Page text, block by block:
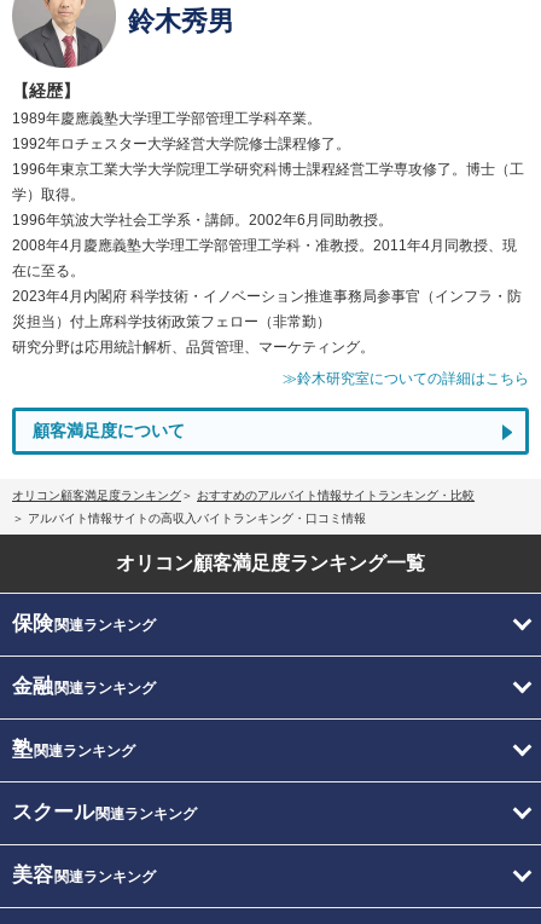
鈴木秀男
【経歴】
1989年慶應義塾大学理工学部管理工学科卒業。
1992年ロチェスター大学経営大学院修士課程修了。
1996年東京工業大学大学院理工学研究科博士課程経営工学専攻修了。博士（工
学）取得。
1996年筑波大学社会工学系・講師。2002年6月同助教授。
2008年4月慶應義塾大学理工学部管理工学科・准教授。2011年4月同教授、現
在に至る。
2023年4月内閣府 科学技術・イノベーション推進事務局参事官（インフラ・防
災担当）付上席科学技術政策フェロー（非常勤）
研究分野は応用統計解析、品質管理、マーケティング。
≫鈴木研究室についての詳細はこちら
顧客満足度について
オリコン顧客満足度ランキング
おすすめのアルバイト情報サイトランキング・比較
アルバイト情報サイトの高収入バイトランキング・口コミ情報
オリコン顧客満足度ランキング一覧
保険関連ランキング
金融関連ランキング
塾関連ランキング
スクール関連ランキング
美容関連ランキング